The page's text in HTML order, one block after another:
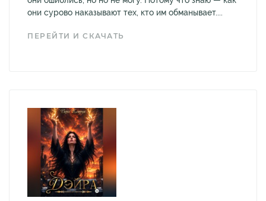
они сурово наказывают тех, кто им обманывает....
ПЕРЕЙТИ И СКАЧАТЬ